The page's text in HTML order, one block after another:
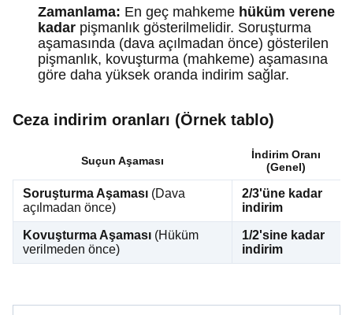
Zamanlama: En geç mahkeme hüküm verene
kadar pişmanlık gösterilmelidir. Soruşturma
aşamasında (dava açılmadan önce) gösterilen
pişmanlık, kovuşturma (mahkeme) aşamasına
göre daha yüksek oranda indirim sağlar.
Ceza indirim oranları (Örnek tablo)
Suçun Aşaması
İndirim Oranı
(Genel)
Soruşturma Aşaması (Dava
açılmadan önce)
2/3'üne kadar
indirim
Kovuşturma Aşaması (Hüküm
verilmeden önce)
1/2'sine kadar
indirim